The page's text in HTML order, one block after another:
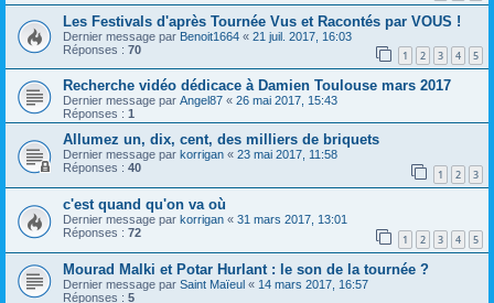
Les Festivals d'après Tournée Vus et Racontés par VOUS !
Dernier message par Benoit1664 « 21 juil. 2017, 16:03
Réponses : 70 1 2 3 4 5
Recherche vidéo dédicace à Damien Toulouse mars 2017
Dernier message par Angel87 « 26 mai 2017, 15:43
Réponses : 1
Allumez un, dix, cent, des milliers de briquets
Dernier message par korrigan « 23 mai 2017, 11:58
Réponses : 40 1 2 3
c'est quand qu'on va où
Dernier message par korrigan « 31 mars 2017, 13:01
Réponses : 72 1 2 3 4 5
Mourad Malki et Potar Hurlant : le son de la tournée ?
Dernier message par Saint Maïeul « 14 mars 2017, 16:57
Réponses : 5